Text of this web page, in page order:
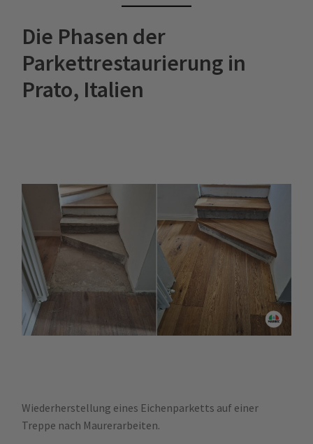
Die Phasen der
Parkettrestaurierung in
Prato, Italien
Wiederherstellung eines Eichenparketts auf einer
Treppe nach Maurerarbeiten.